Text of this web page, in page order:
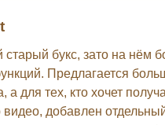
букс, зато на нём
Предлагается
а для тех, кто хочет
видео, добавлен